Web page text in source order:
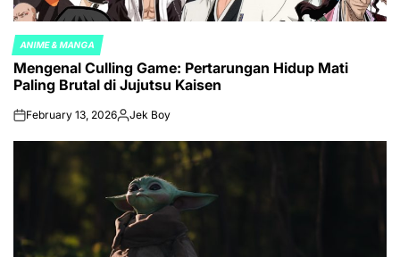
POSTED
IN
ANIME & MANGA
Mengenal Culling Game: Pertarungan Hidup Mati
Paling Brutal di Jujutsu Kaisen
onFebruary 13, 2026Posted
Jek Boy